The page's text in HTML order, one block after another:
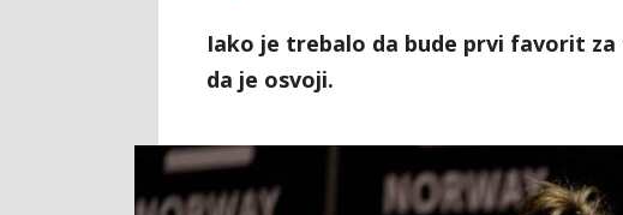
Iako je trebalo da bude prvi favorit
da je osvoji.